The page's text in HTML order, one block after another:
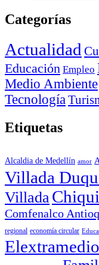
Categorías
Actualidad
Educación Empleo
Medio Ambiente
Tecnología
Etiquetas
Alcaldia de Medellín amor
Villada
VilladaChiqui
Comfenalco
regional economía circular